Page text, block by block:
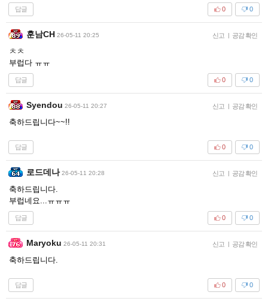
답글 0
0
훈남CH 26-05-11 20:25 신고 | 공감 확인
ㅊㅊ
부럽다 ㅠㅠ
답글 0
0
Syendou 26-05-11 20:27 신고 | 공감 확인
축하드립니다~~!!
답글 0
0
로드데나 26-05-11 20:28 신고 | 공감 확인
축하드립니다.
부럽네요...ㅠㅠㅠ
답글 0
0
Maryoku 26-05-11 20:31 신고 | 공감 확인
축하드립니다.
답글 0
0